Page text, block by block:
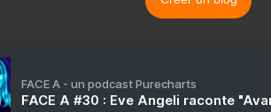
FACE A - un podcast Purecharts
FACE A #30 : Eve Angeli raconte